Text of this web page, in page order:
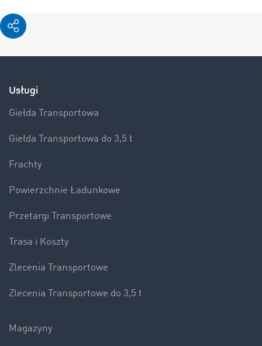
Usługi
Giełda Transportowa
Giełda Transportowa do 3,5 t
Frachty
Powierzchnie Ładunkowe
Przetargi Transportowe
Trasa i Koszty
Zlecenia Transportowe
Zlecenia Transportowe do 3,5 t
Magazyny